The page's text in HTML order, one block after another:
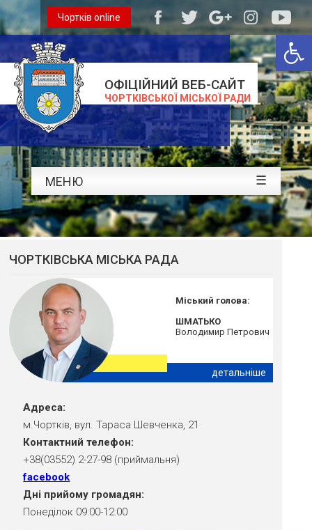
ОФІЦІЙНИЙ ВЕБ-САЙТ
ЧОРТКІВСЬКОЇ МІСЬКОЇ РАДИ
Чортків online
МЕНЮ ☰
ЧОРТКІВСЬКА МІСЬКА РАДА
Міський голова:
ШМАТЬКО
Володимир Петрович
детальніше
Адреса:
м.Чортків, вул. Тараса Шевченка, 21
Контактний телефон:
+38(03552) 2-27-98 (приймальня)
facebook
Дні прийому громадян:
Понеділок 09:00-12:00